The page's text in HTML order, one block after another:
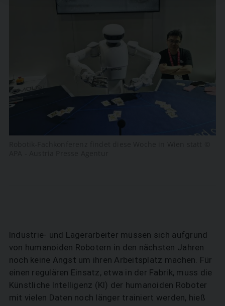
Industrie- und Lagerarbeiter müssen sich aufgrund
von humanoiden Robotern in den nächsten Jahren
noch keine Angst um ihren Arbeitsplatz machen. Für
einen regulären Einsatz, etwa in der Fabrik, muss die
Künstliche Intelligenz (KI) der humanoiden Roboter
mit vielen Daten noch länger trainiert werden, hieß